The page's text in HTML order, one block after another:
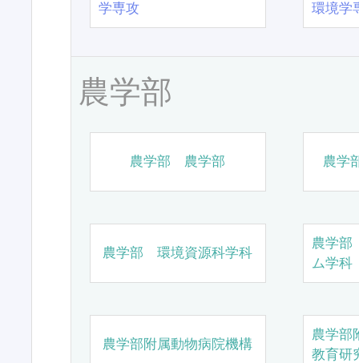
学専攻
環境学
農学部
農学部 農学部 農学
農学部 環境資源科学科
農学
ム学科
農学部附属動物病院機構
農学部
教育研